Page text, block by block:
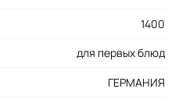
1400
для первых блюд
ГЕРМАНИЯ